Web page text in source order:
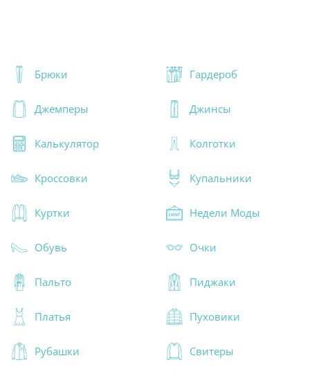
Брюки Гардероб
Джемперы Джинсы
Калькулятор Колготки
Кроссовки Купальники
Куртки Недели Моды
Обувь Очки
Пальто Пиджаки
Платья Пуховики
Рубашки Свитеры